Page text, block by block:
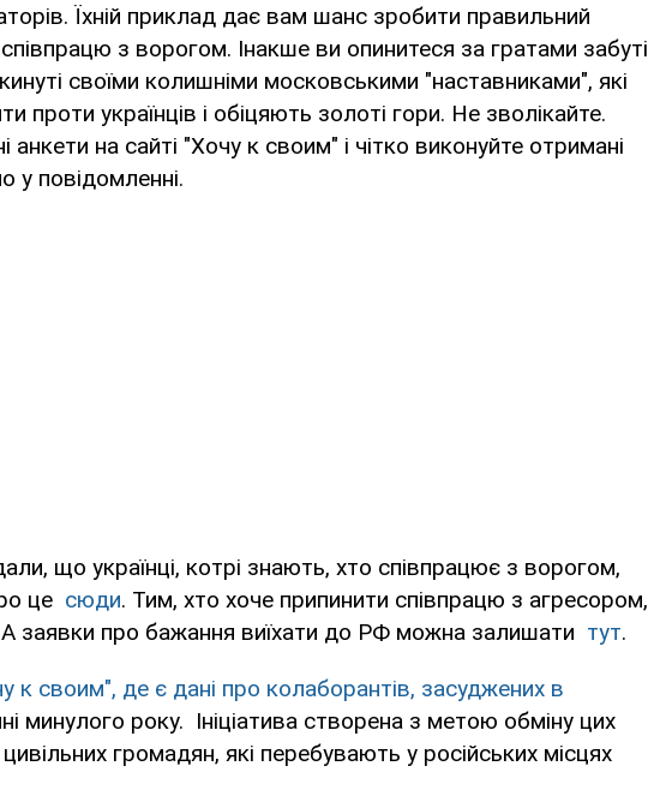
Їхній приклад дає вам шанс зробити правильний
з ворогом. Інакше ви опинитеся за гратами забуті
своїми колишніми московськими "наставниками", які
проти українців і обіцяють золоті гори. Не зволікайте.
анкети на сайті "Хочу к своим" і чітко виконуйте отримані
у повідомленні.
що українці, котрі знають, хто співпрацює з ворогом,
це сюди. Тим, хто хоче припинити співпрацю з агресором,
заявки про бажання виїхати до РФ можна залишати тут.
к своим", де є дані про колаборантів, засуджених в
минулого року. Ініціатива створена з метою обміну цих
громадян, які перебувають у російських місцях